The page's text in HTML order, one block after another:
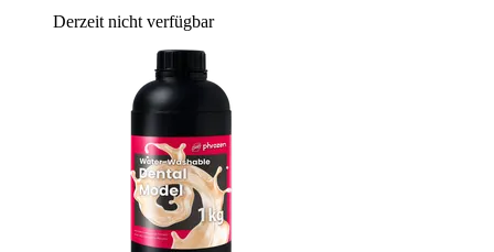
Derzeit nicht verfügbar